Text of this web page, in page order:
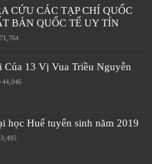
CỨU CÁC TẠP CHÍ QUỐC
BẢN QUỐC TẾ UY TÍN
71,764
13 Vị Vua Triều Nguyễn
44,046
học Huế tuyển sinh năm 2019